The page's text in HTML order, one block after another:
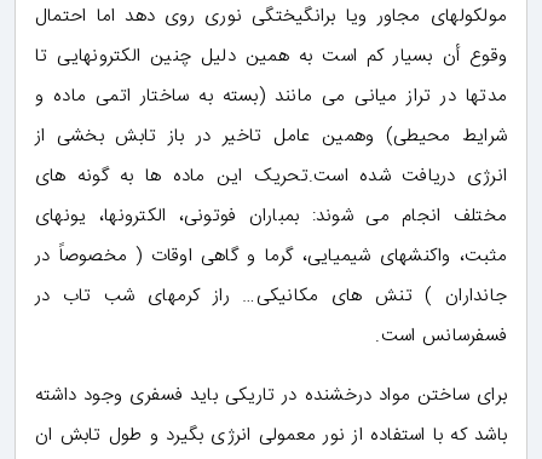
مولکولهای مجاور ویا برانگیختگی نوری روی دهد اما احتمال
وقوع أن بسیار کم است به همین دلیل چنین الکترونهایی تا
مدتها در تراز میانی می مانند (بسته به ساختار اتمی ماده و
شرایط محیطی) وهمین عامل تاخیر در باز تابش بخشی از
انرژی دریافت شده است.تحریک این ماده ها به گونه های
مختلف انجام می شوند: بمباران فوتونی، الکترونها، یونهای
مثبت، واکنشهای شیمیایی، گرما و گاهی اوقات ( مخصوصاً در
جانداران ) تنش های مکانیکی… راز کرمهای شب تاب در
فسفرسانس است.
برای ساختن مواد درخشنده در تاریکی باید فسفری وجود داشته
باشد که با استفاده از نور معمولی انرژی بگیرد و طول تابش ان